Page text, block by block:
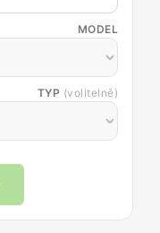
MODEL
TYP (volitelně)